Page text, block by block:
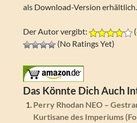
als Download-Version erhältlich.
Der Autor vergibt:
(No Ratings Yet)
Das Könnte Dich Auch
Perry Rhodan NEO –
Kurtisane des Imperiums